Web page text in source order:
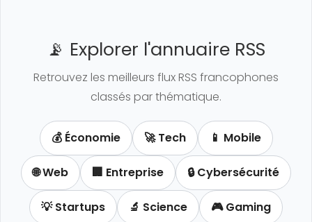
📡 Explorer l'annuaire RSS
Retrouvez les meilleurs flux RSS francophones
classés par thématique.
💰 Économie 🚀 Tech 📱 Mobile
🌐 Web 🏢 Entreprise 🔒 Cybersécurité
💡 Startups 🔬 Science 🎮 Gaming